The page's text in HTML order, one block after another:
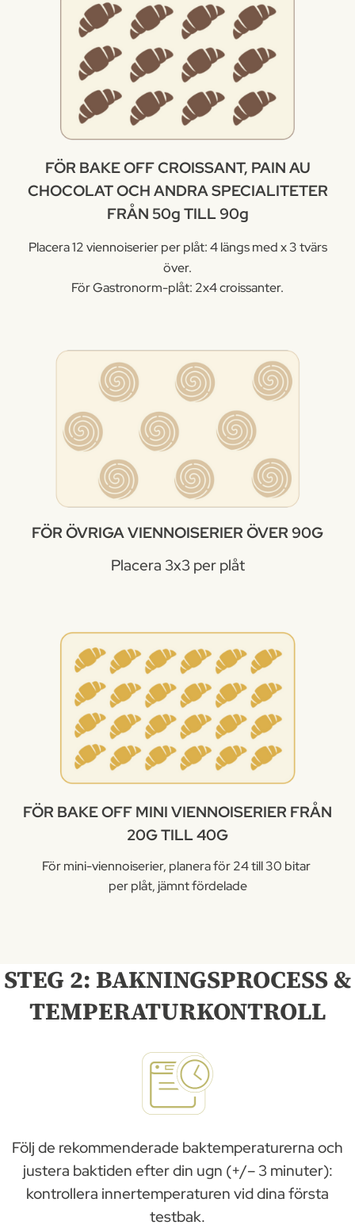
FÖR BAKE OFF CROISSANT, PAIN AU
CHOCOLAT OCH ANDRA SPECIALITETER
FRÅN 50g TILL 90g
Placera 12 viennoiserier per plåt: 4 längs med x 3 tvärs
över.
För Gastronorm-plåt: 2x4 croissanter.
FÖR ÖVRIGA VIENNOISERIER ÖVER 90G
Placera 3x3 per plåt
FÖR BAKE OFF MINI VIENNOISERIER FRÅN
20G TILL 40G
För mini-viennoiserier, planera för 24 till 30 bitar
per plåt, jämnt fördelade
STEG 2: BAKNINGSPROCESS &
TEMPERATURKONTROLL
Följ de rekommenderade baktemperaturerna och
justera baktiden efter din ugn (+/– 3 minuter):
kontrollera innertemperaturen vid dina första
testbak.